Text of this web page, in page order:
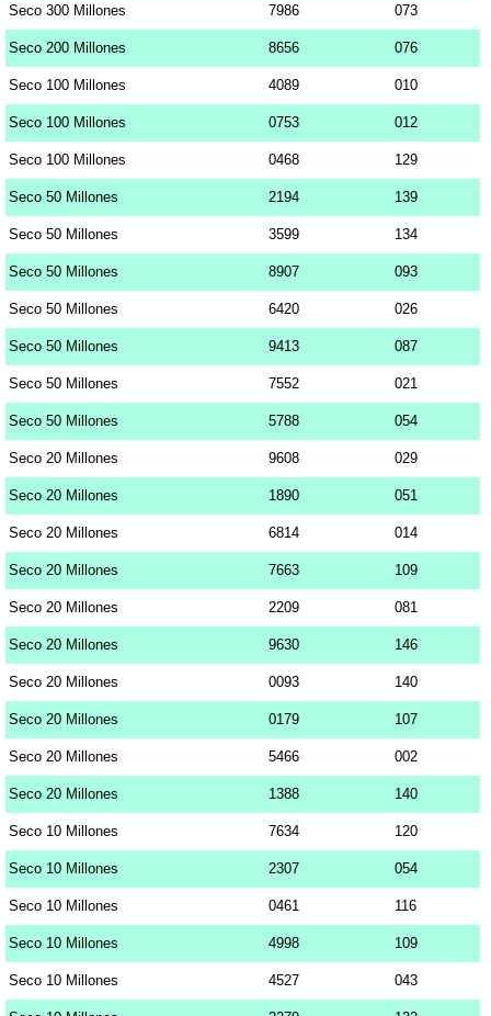
Seco 300 Millones 7986 073
Seco 200 Millones 8656 076
Seco 100 Millones 4089 010
Seco 100 Millones 0753 012
Seco 100 Millones 0468 129
Seco 50 Millones 2194 139
Seco 50 Millones 3599 134
Seco 50 Millones 8907 093
Seco 50 Millones 6420 026
Seco 50 Millones 9413 087
Seco 50 Millones 7552 021
Seco 50 Millones 5788 054
Seco 20 Millones 9608 029
Seco 20 Millones 1890 051
Seco 20 Millones 6814 014
Seco 20 Millones 7663 109
Seco 20 Millones 2209 081
Seco 20 Millones 9630 146
Seco 20 Millones 0093 140
Seco 20 Millones 0179 107
Seco 20 Millones 5466 002
Seco 20 Millones 1388 140
Seco 10 Millones 7634 120
Seco 10 Millones 2307 054
Seco 10 Millones 0461 116
Seco 10 Millones 4998 109
Seco 10 Millones 4527 043